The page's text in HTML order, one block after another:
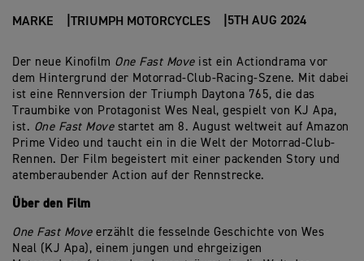
MARKE TRIUMPH MOTORCYCLES 5TH AUG 2024
Der neue Kinofilm One Fast Moveist ein Actiondrama vor
dem Hintergrund der Motorrad-Club-Racing-Szene. Mit dabei
ist eine Rennversion der Triumph Daytona 765, die das
Traumbike von Protagonist Wes Neal, gespielt von KJ Apa,
ist. One Fast Movestartet am 8. August weltweit auf Amazon
Prime Video und taucht ein in die Welt der Motorrad-Club-
Rennen. Der Film begeistert mit einer packenden Story und
atemberaubender Action auf der Rennstrecke.
Über den Film
One Fast Moveerzählt die fesselnde Geschichte von Wes
Neal (KJ Apa), einem jungen und ehrgeizigen